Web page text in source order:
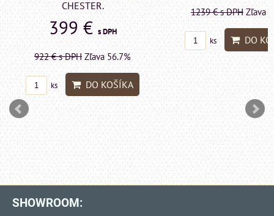
CHESTER.
399 €s DPH
922 €s DPH Zľava 56.7%
ks DO KOŠÍKA
1239 €s DPH Zľava
ks DO
SHOWROOM: